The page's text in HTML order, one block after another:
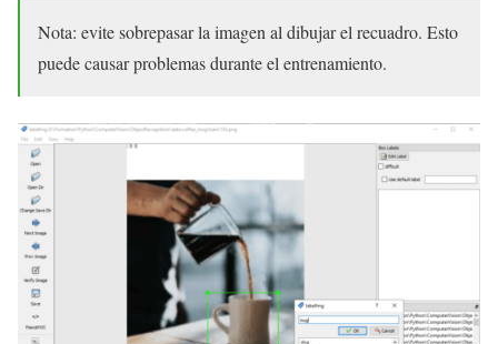
Nota: evite sobrepasar la imagen al dibujar el recuadro. Esto
puede causar problemas durante el entrenamiento.